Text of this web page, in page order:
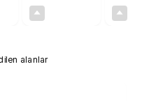
alanlar